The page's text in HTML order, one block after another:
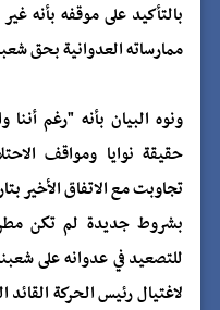
بالتأكيد على موقفه بأنه
ممارساته العدوانية بحق
ونوه البيان بأنه "رغم
حقيقة نوايا ومواقف
بشروط جديدة لم تكن
للتصعيد في عدوانه على
لاغتيال رئيس الحركة